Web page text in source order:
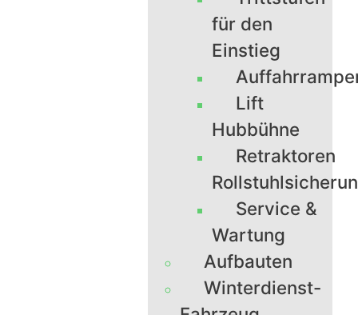
für den
Einstieg
Lift
Hubbühne
Retraktoren
Service &
Wartung
Aufbauten
Winterdienst-